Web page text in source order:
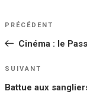
NAVIGATION
DE
Article
PRÉCÉDENT
Cinéma : le
Article
SUIVANT
Battue aux